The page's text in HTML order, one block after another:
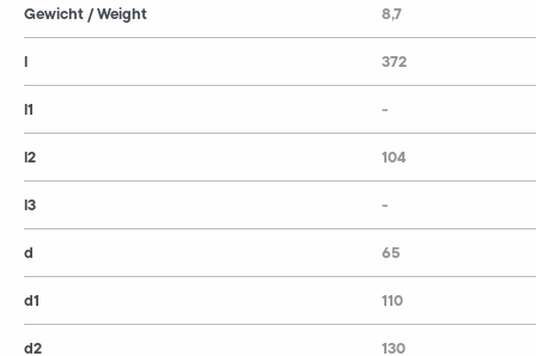
Gewicht / Weight
l
l1
l2
l3
d
d1
d2
8,7
372
-
104
-
65
110
130